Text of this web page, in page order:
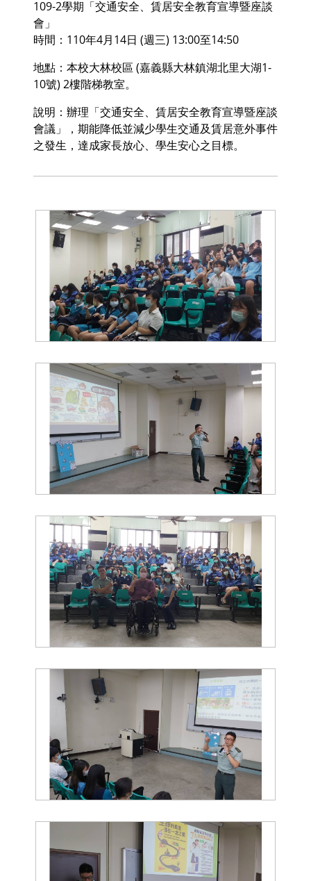
109-2學期「交通安全、賃居安全教育宣導暨座談
會」
時間：110年4月14日 (週三) 13:00至14:50
地點：本校大林校區 (嘉義縣大林鎮湖北里大湖1-
10號) 2樓階梯教室。
說明：辦理「交通安全、賃居安全教育宣導暨座談
會議」，期能降低並減少學生交通及賃居意外事件
之發生，達成家長放心、學生安心之目標。